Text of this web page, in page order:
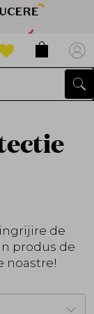
de
produs de
noastre!